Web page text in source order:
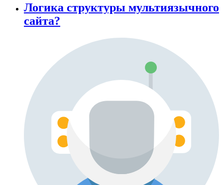
Логика структуры мультиязычного
сайта?